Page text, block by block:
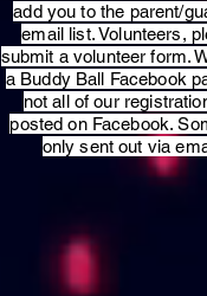
add you to the parent/
email list. Volunteers,
submit a volunteer form.
a Buddy Ball Facebook
not all of our
posted on Facebook.
only sent out via